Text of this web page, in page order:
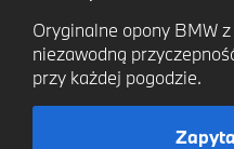
Oryginalne opony BMW
niezawodną
przy każdej pogodzie.